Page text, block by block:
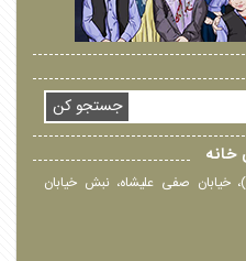
جستجو کن
خانه
خیابان صفی علیشاه، نبش خیابان